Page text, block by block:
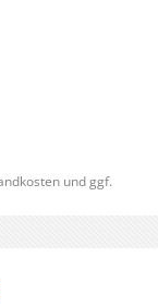
und ggf.